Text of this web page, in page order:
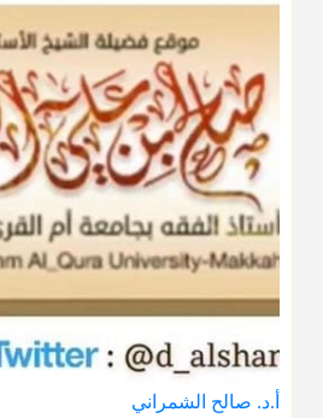
أ.د. صالح الشمراني